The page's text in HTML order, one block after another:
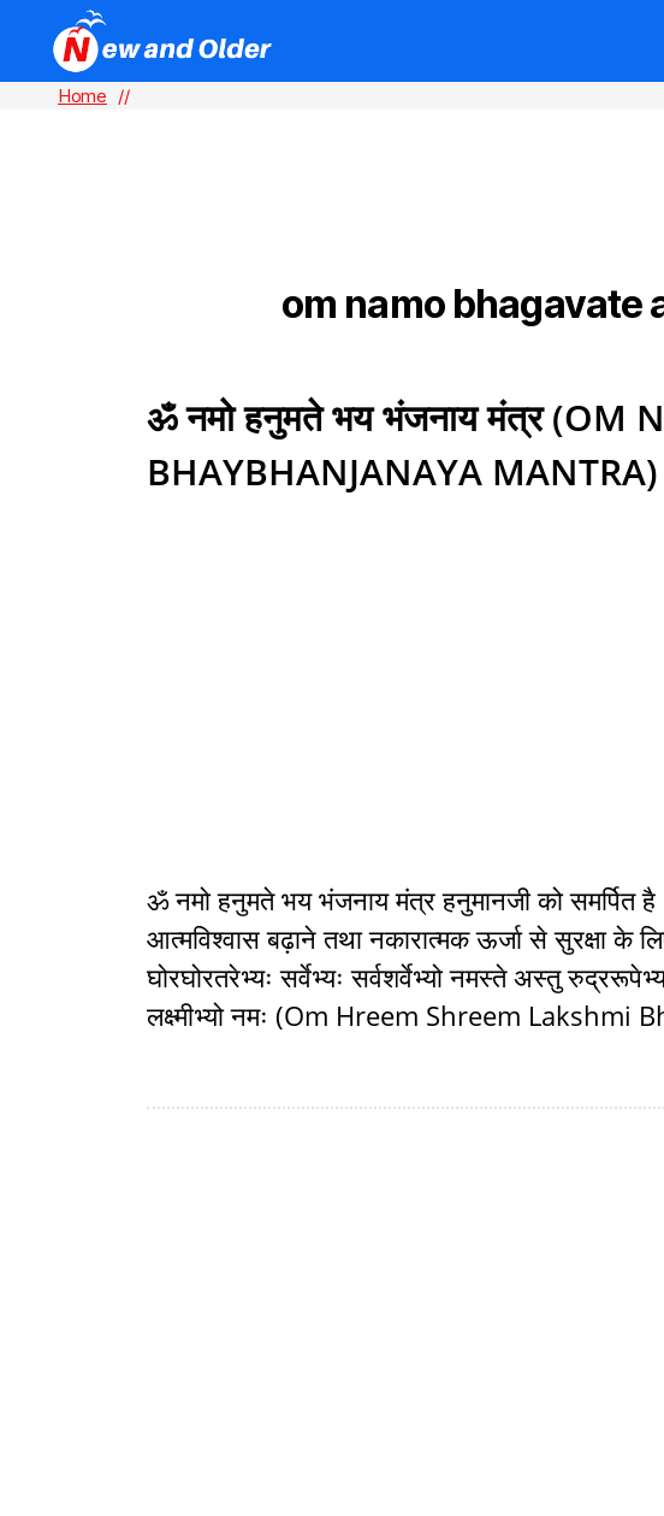
Home //
om namo bhagavate
ॐ नमो हनुमते भय भंजनाय मंत्र (OM
BHAYBHANJANAYA MANTRA)
ॐ नमो हनुमते भय भंजनाय मंत्र हनुमानजी को
आत्मविश्वास बढ़ाने तथा नकारात्मक ऊर्जा से सुरक्षा के
घोरघोरतरेभ्यः सर्वेभ्यः सर्वशर्वेभ्यो नमस्ते अस्तु
लक्ष्मीभ्यो नमः (Om Hreem Shreem Lakshmi